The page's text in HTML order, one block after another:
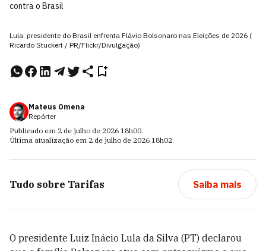
contra o Brasil
Lula: presidente do Brasil enfrenta Flávio Bolsonaro nas Eleições de 2026 (
Ricardo Stuckert / PR/Flickr/Divulgação)
Mateus Omena
Repórter
Publicado em 2 de julho de 2026 18h00.
Última atualização em 2 de julho de 2026 18h02.
Tudo sobre Tarifas Saiba mais
O presidente Luiz Inácio Lula da Silva (PT) declarou